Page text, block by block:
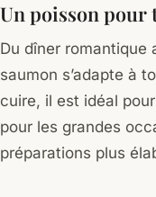
Un poisson pour
Du dîner romantique
saumon s’adapte à
cuire, il est idéal
pour les grandes
préparations plus